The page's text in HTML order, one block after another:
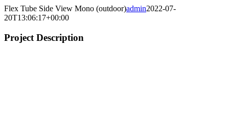
Flex Tube Side View Mono (outdoor)admin2022-07-
20T13:06:17+00:00
Project Description